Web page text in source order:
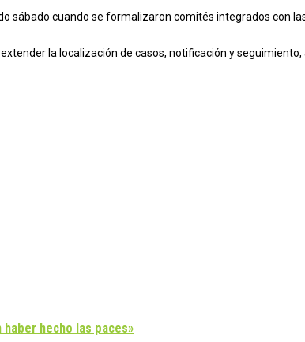
sábado cuando se formalizaron comités integrados con
la localización de casos, notificación y
haber hecho las paces»